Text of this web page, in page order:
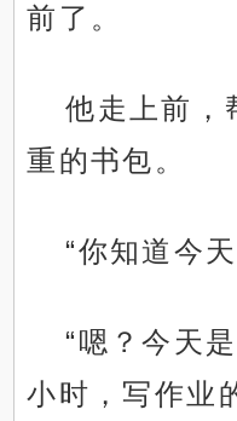
前了。
他走上前，
重的书包。
“你知道今
“嗯？今天
小时，写作业